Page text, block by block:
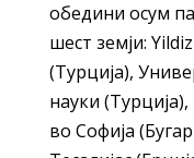
обедини осум
шест земји:
(Турција),
науки
во Софија